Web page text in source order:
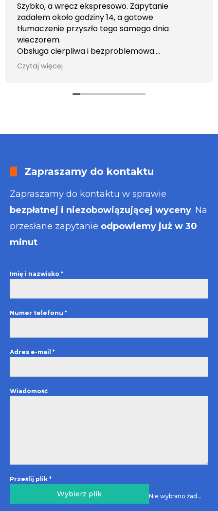
Szybko, a wręcz ekspresowo. Zapytanie
zadałem około godziny 14, a gotowe
tłumaczenie przyszło tego samego dnia
wieczorem.
Obsługa cierpliwa i bezproblemowa.
Otrzymałem wszelkie informacje i porady jaka
usługa będzie dla mnie najlepsza. Faktura także
Czytaj więcej
Zapraszamy do kontaktu
Zapraszamy do kontaktu w sprawie
bezpłatnej i niezobowiązującej wyceny. Na
przesłane zapytanie odpowiemy już w 30
minut.
Imię i nazwisko *
Numer telefonu *
Adres e-mail *
Wiadomość
Prześlij plik *
Wybierz plik Nie wybrano żadnego pliku